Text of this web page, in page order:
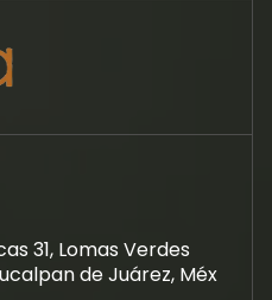
31, Lomas Verdes
de Juárez, Méx